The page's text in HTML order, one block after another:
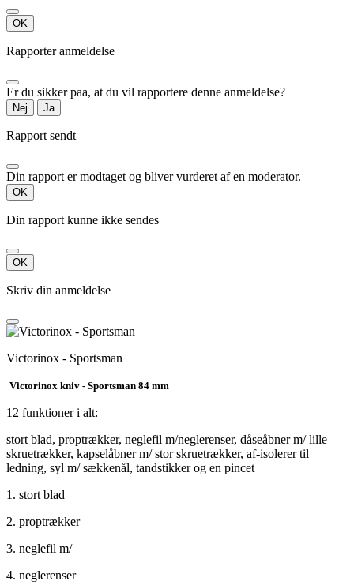
OK
Rapporter anmeldelse
Er du sikker paa, at du vil rapportere denne anmeldelse?
Nej Ja
Rapport sendt
Din rapport er modtaget og bliver vurderet af en moderator.
OK
Din rapport kunne ikke sendes
OK
Skriv din anmeldelse
Victorinox - Sportsman
Victorinox kniv - Sportsman 84 mm
12 funktioner i alt:
stort blad, proptrækker, neglefil m/neglerenser, dåseåbner m/ lille
skruetrækker, kapselåbner m/ stor skruetrækker, af-isolerer til
ledning, syl m/ sækkenål, tandstikker og en pincet
1. stort blad
2. proptrækker
3. neglefil m/
4. neglerenser